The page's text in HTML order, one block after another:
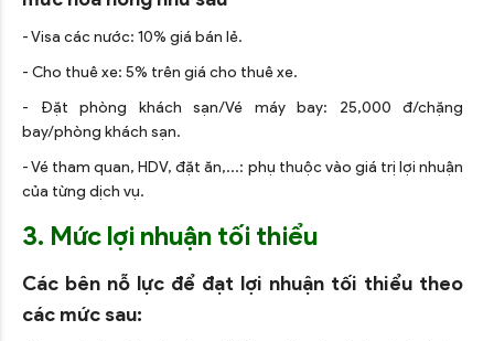
- Visa các nước: 10% giá bán lẻ.
- Cho thuê xe: 5% trên giá cho thuê xe.
- Đặt phòng khách sạn/Vé máy bay: 25,000 đ/chặng
bay/phòng khách sạn.
- Vé tham quan, HDV, đặt ăn,...: phụ thuộc vào giá trị lợi nhuận
của từng dịch vụ.
3. Mức lợi nhuận tối thiểu
Các bên nỗ lực để đạt lợi nhuận tối thiểu theo
các mức sau: